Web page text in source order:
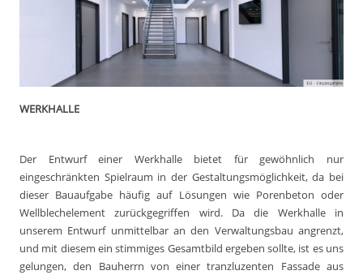
WERKHALLE
Der Entwurf einer Werkhalle bietet für gewöhnlich nur
eingeschränkten Spielraum in der Gestaltungsmöglichkeit, da bei
dieser Bauaufgabe häufig auf Lösungen wie Porenbeton oder
Wellblechelement zurückgegriffen wird. Da die Werkhalle in
unserem Entwurf unmittelbar an den Verwaltungsbau angrenzt,
und mit diesem ein stimmiges Gesamtbild ergeben sollte, ist es uns
gelungen, den Bauherrn von einer tranzluzenten Fassade aus